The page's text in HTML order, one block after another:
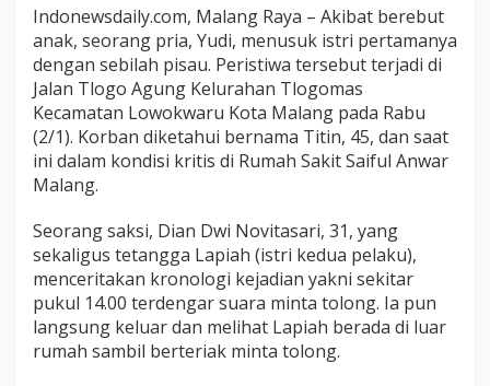
M
a
l
a
n
g
N
a
t
T
u
s
u
k
Indonewsdaily.com, Malang Raya – Akibat berebut
anak, seorang pria, Yudi, menusuk istri pertamanya
dengan sebilah pisau. Peristiwa tersebut terjadi di
Jalan Tlogo Agung Kelurahan Tlogomas
Kecamatan Lowokwaru Kota Malang pada Rabu
(2/1). Korban diketahui bernama Titin, 45, dan saat
ini dalam kondisi kritis di Rumah Sakit Saiful Anwar
Malang.
Seorang saksi, Dian Dwi Novitasari, 31, yang
sekaligus tetangga Lapiah (istri kedua pelaku),
menceritakan kronologi kejadian yakni sekitar
pukul 14.00 terdengar suara minta tolong. Ia pun
langsung keluar dan melihat Lapiah berada di luar
rumah sambil berteriak minta tolong.